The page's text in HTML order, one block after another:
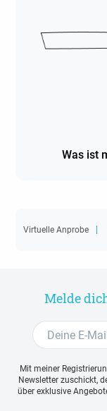
Was ist
Virtuelle Anprobe
Melde
Mit meiner
Newsletter zuschickt,
über exklusive